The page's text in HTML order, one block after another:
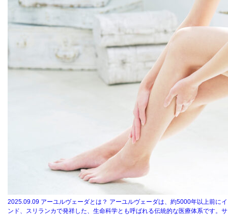
2025.09.09 アーユルヴェーダとは？ アーユルヴェーダは、約5000年以上前にイ
ンド、スリランカで発祥した、生命科学とも呼ばれる伝統的な医療体系です。サ